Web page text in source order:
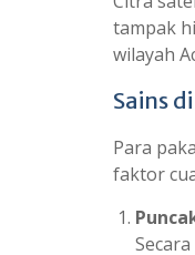
tampak
wilayah
Sains
Para
faktor